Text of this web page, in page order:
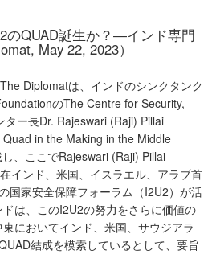
のQUAD誕生か？―インド専門
May 22, 2023）
Diplomatは、インドのシンクタンク
のThe Centre for Security,
ー長Dr. Rajeswari (Raji) Pillai
in the Making in the Middle
、ここでRajeswari (Raji) Pillai
インド、米国、イスラエル、アラブ首
国家安全保障フォーラム（I2U2）が活
は、このI2U2の努力をさらに価値の
においてインド、米国、サウジアラ
結成を模索しているとして、要旨